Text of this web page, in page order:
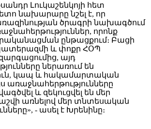
Լուկաշենկոյի հետ
նախարարը նշել է, որ
ծրագրի նախագծում
որոնք
ընթացքում։ Բացի
և փոքր ՀՕՊ
այդ
ներառում են
կապ և հակամարտական
առաջնահերթությունները
և զեկուցվել են մեր
առնելով մեր տնտեսական
- ասել է Խրենինը։